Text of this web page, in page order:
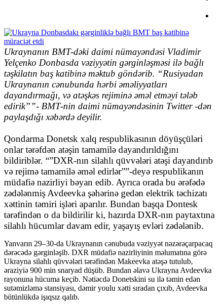
Ukraynanın BMT-dəki daimi nümayəndəsi Vladimir
Yelçenko Donbasda vəziyyətin gərginləşməsi ilə bağlı
təşkilatın baş katibinə məktub göndərib. “Rusiyadan
Ukraynanın cənubunda hərbi əməliyyatları
dayandırmağı, və atəşkəs rejiminə əməl etməyi tələb
edirik””- BMT-nin daimi nümayəndəsinin Twitter -dən
paylaşdığı xəbərdə deyilir.
Qondarma Donetsk xalq respublikasının döyüşçüləri
onlar tərəfdən atəşin tamamilə dayandırıldığını
bildiriblər. “”DXR-nın silahlı qüvvələri atəşi dayandırıb
və rejimə tamamilə əməl edirlər””-deyə respublikanın
müdafiə nazirliyi bəyan edib. Ayrıca orada bu ərəfədə
zədələnmiş Avdeevka şəhərinə gedən elektrik təchizatı
xəttinin təmiri işləri aparılır. Bundan başqa Dontesk
tərəfindən o da bildirilir ki, hazırda DXR-nın paytaxtına
silahlı hücumlar davam edir, yaşayış evləri zədələnib.
Yanvarın 29–30-da Ukraynanın cənubuda vəziyyət nəzərəçarpacaq
dərəcədə gərginləşib. DXR müdafiə nazirliyinin məlumatına görə
Ukrayna silahlı qüvvələri tərəfindən Makeevka atəşə tutulub,
əraziyiə 900 min snaryad düşüb. Bundan əlavə Ukrayna Avdeevka
rayonuna hücuma keçib. Nətiəcdə Donetskini su ilə təmin edən
sutəmizləmə stansiyası, dəmir youlu xətti sıradan çıxıb, Avdeevka
bütünlükdə işıqsız qalıb.